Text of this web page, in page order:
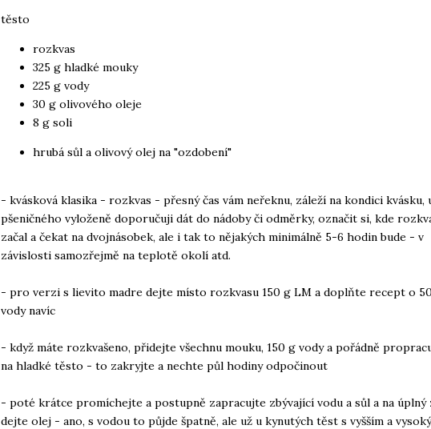
těsto
rozkvas
325 g hladké mouky
225 g vody
30 g olivového oleje
8 g soli
hrubá sůl a olivový olej na "ozdobení"
- kvásková klasika - rozkvas - přesný čas vám neřeknu, záleží na kondici kvásku,
pšeničného vyloženě doporučuji dát do nádoby či odměrky, označit si, kde
začal a čekat na dvojnásobek, ale i tak to nějakých minimálně 5-6 hodin bude - v
závislosti samozřejmě na teplotě okolí atd.
- pro verzi s lievito madre dejte místo rozkvasu 150 g LM a doplňte recept o
vody navíc
- když máte rozkvašeno, přidejte všechnu mouku, 150 g vody a pořádně
na hladké těsto - to zakryjte a nechte půl hodiny odpočinout
- poté krátce promíchejte a postupně zapracujte zbývající vodu a sůl a na úplný
dejte olej - ano, s vodou to půjde špatně, ale už u kynutých těst s vyšším a